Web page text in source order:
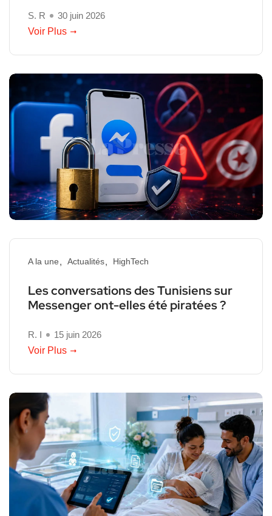
S. R
30 juin 2026
Voir Plus
A la une Actualités HighTech
Les conversations des Tunisiens sur
Messenger ont-elles été piratées ?
R. I
15 juin 2026
Voir Plus